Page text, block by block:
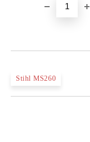
Stihl MS260